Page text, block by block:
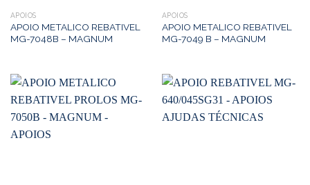
APOIOS
APOIO METALICO REBATIVEL
MG-7048B – MAGNUM
APOIOS
APOIO METALICO REBATIVEL
MG-7049 B – MAGNUM